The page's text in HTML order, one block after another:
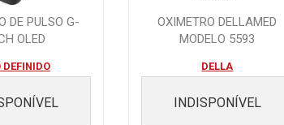
DE PULSO G-
OLED
DEFINIDO
OXIMETRO DELLAMED
MODELO 5593
DELLA
INDISPONÍVEL